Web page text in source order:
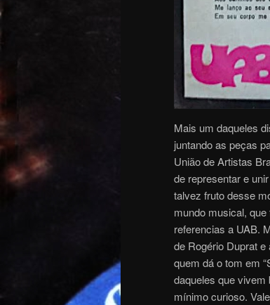
Mais um daqueles
juntando as peças
União de Artistas
de representar e
talvez fruto desse
mundo musical,
referencias a UAB.
de Rogério Duprat
quem dá o tom em
daqueles que
mínimo curioso.